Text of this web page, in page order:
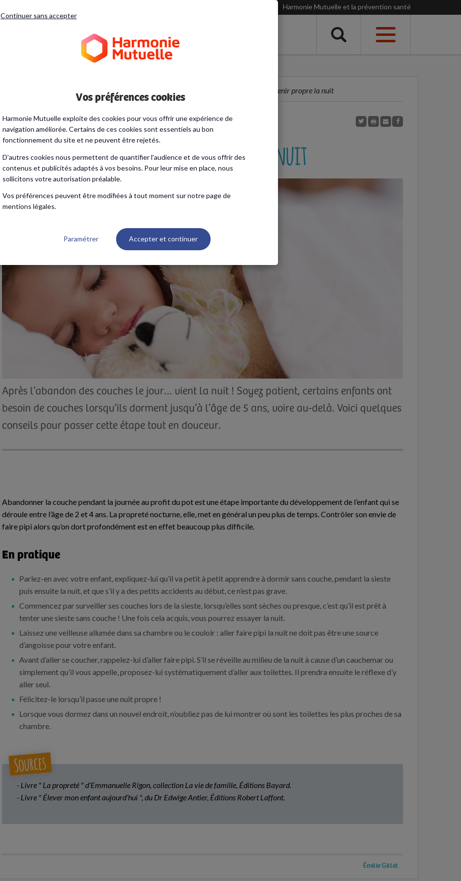
Harmonie Mutuelle et la prévention santé
Menu
Eveil L’aider à devenir propre la nuit
L’aider à devenir propre la nuit
Après l’abandon des couches le jour… vient la nuit ! Soyez patient, certains enfants ont
besoin de couches lorsqu’ils dorment jusqu’à l’âge de 5 ans, voire au-delà. Voici quelques
conseils pour passer cette étape tout en douceur.
Abandonner la couche pendant la journée au profit du pot est une étape importante du développement de l’enfant qui se
déroule entre l’âge de 2 et 4 ans. La propreté nocturne, elle, met en général un peu plus de temps. Contrôler son envie de
faire pipi alors qu’on dort profondément est en effet beaucoup plus difficile.
En pratique
Parlez-en avec votre enfant, expliquez-lui qu’il va petit à petit apprendre à dormir sans couche, pendant la sieste
puis ensuite la nuit, et que s’il y a des petits accidents au début, ce n’est pas grave.
Commencez par surveiller ses couches lors de la sieste, lorsqu’elles sont sèches ou presque, c’est qu’il est prêt à
tenter une sieste sans couche ! Une fois cela acquis, vous pourrez essayer la nuit.
Laissez une veilleuse allumée dans sa chambre ou le couloir : aller faire pipi la nuit ne doit pas être une source
d’angoisse pour votre enfant.
Avant d’aller se coucher, rappelez-lui d’aller faire pipi. S’il se réveille au milieu de la nuit à cause d’un cauchemar ou
simplement qu’il vous appelle, proposez-lui systématiquement d’aller aux toilettes. Il prendra ensuite le réflexe d’y
aller seul.
Félicitez-le lorsqu’il passe une nuit propre !
Lorsque vous dormez dans un nouvel endroit, n’oubliez pas de lui montrer où sont les toilettes les plus proches de sa
chambre.
Sources
- Livre " La propreté " d’Emmanuelle Rigon, collection La vie de famille, Éditions Bayard.
- Livre " Élever mon enfant aujourd’hui ", du Dr Edwige Antier, Éditions Robert Laffont.
Émilie Gillet
Vos préférences cookies
Harmonie Mutuelle exploite des cookies pour vous offrir une expérience de
navigation améliorée. Certains de ces cookies sont essentiels au bon
fonctionnement du site et ne peuvent être rejetés.
D'autres cookies nous permettent de quantifier l'audience et de vous offrir des
contenus et publicités adaptés à vos besoins. Pour leur mise en place, nous
sollicitons votre autorisation préalable.
Vos préférences peuvent être modifiées à tout moment sur notre page de
mentions légales.
Continuer sans accepter
Paramétrer Accepter et continuer